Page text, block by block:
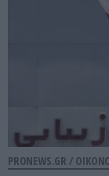
PRONEWS.GR /